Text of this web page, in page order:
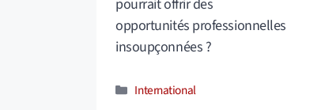
pourrait offrir des
opportunités professionnelles
insoupçonnées ?
Catégories
International